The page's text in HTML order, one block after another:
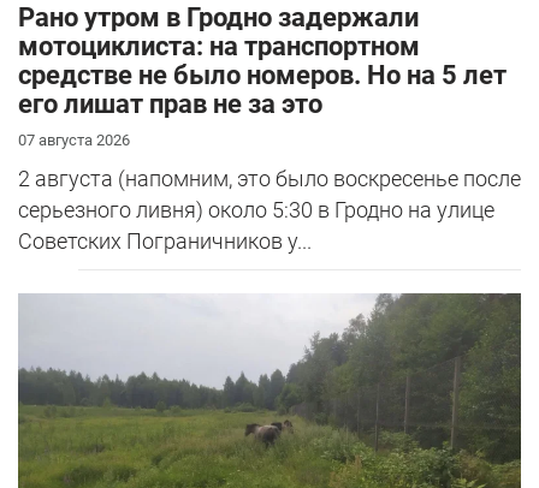
Рано утром в Гродно задержали
мотоциклиста: на транспортном
средстве не было номеров. Но на 5 лет
его лишат прав не за это
07 августа 2026
2 августа (напомним, это было воскресенье после
серьезного ливня) около 5:30 в Гродно на улице
Советских Пограничников у...